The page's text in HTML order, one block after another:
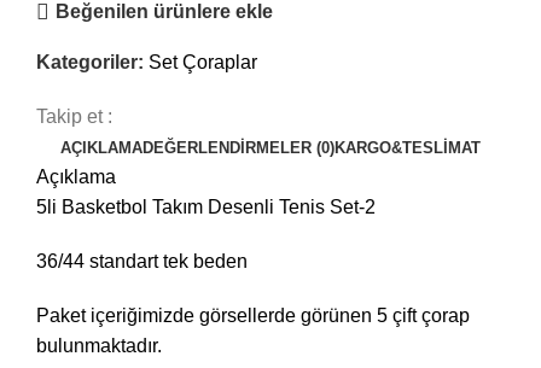
Beğenilen ürünlere ekle
Kategoriler: Set Çoraplar
Takip et :
AÇIKLAMADEĞERLENDIRMELER (0)KARGO&TESLIMAT
Açıklama
5li Basketbol Takım Desenli Tenis Set-2
36/44 standart tek beden
Paket içeriğimizde görsellerde görünen 5 çift çorap
bulunmaktadır.